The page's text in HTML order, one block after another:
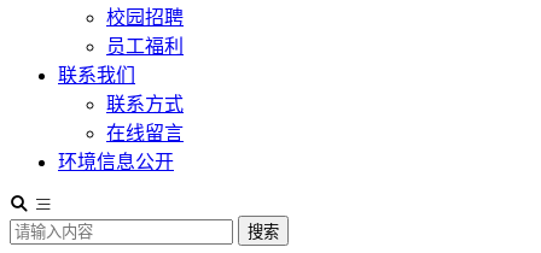
校园招聘
员工福利
联系我们
联系方式
在线留言
环境信息公开
搜索